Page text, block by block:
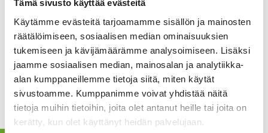
Tämä sivusto käyttää evästeitä
Käytämme evästeitä tarjoamamme sisällön ja mainosten
räätälöimiseen, sosiaalisen median ominaisuuksien
tukemiseen ja kävijämäärämme analysoimiseen. Lisäksi
jaamme sosiaalisen median, mainosalan ja analytiikka-
alan kumppaneillemme tietoja siitä, miten käytät
sivustoamme. Kumppanimme voivat yhdistää näitä
tietoja muihin tietoihin, joita olet antanut heille tai joita on
kerätty, kun olet käyttänyt heidän palvelujaan.
Leikkipaikan turvallisuus on lain mukaan kiinteistön omistajan
vastuulla. Leikkipaikkastandardit (EN 1176) ovat väline
leikkipaikan turvallisuuden arviointiin. Teemme
leikkipaikkastandardinmukaisia leikkipaikkojen käyttöönotto-
ja vuositarkastuksia taloyhtiöille ja rakennusliikkeille.